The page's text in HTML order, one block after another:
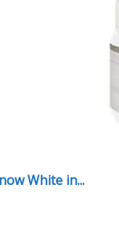
White in...